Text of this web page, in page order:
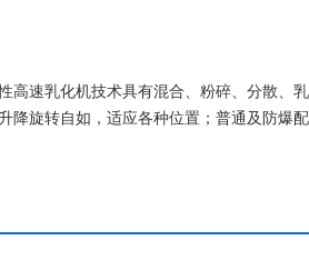
高速乳化机技术具有混合、粉碎、分散
降旋转自如，适应各种位置；普通及防爆